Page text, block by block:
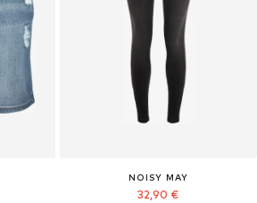
NOISY MAY
32,90 €